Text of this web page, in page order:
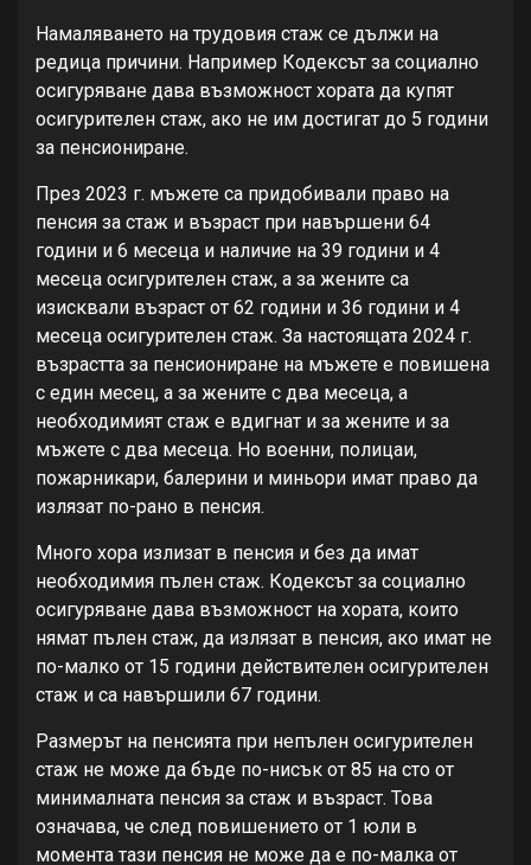
Намаляването на трудовия стаж се дължи на
редица причини. Например Кодексът за социално
осигуряване дава възможност хората да купят
осигурителен стаж, ако не им достигат до 5 години
за пенсиониране.
През 2023 г. мъжете са придобивали право на
пенсия за стаж и възраст при навършени 64
години и 6 месеца и наличие на 39 години и 4
месеца осигурителен стаж, а за жените са
изисквали възраст от 62 години и 36 години и 4
месеца осигурителен стаж. За настоящата 2024 г.
възрастта за пенсиониране на мъжете е повишена
с един месец, а за жените с два месеца, а
необходимият стаж е вдигнат и за жените и за
мъжете с два месеца. Но военни, полицаи,
пожарникари, балерини и миньори имат право да
излязат по-рано в пенсия.
Много хора излизат в пенсия и без да имат
необходимия пълен стаж. Кодексът за социално
осигуряване дава възможност на хората, които
нямат пълен стаж, да излязат в пенсия, ако имат не
по-малко от 15 години действителен осигурителен
стаж и са навършили 67 години.
Размерът на пенсията при непълен осигурителен
стаж не може да бъде по-нисък от 85 на сто от
минималната пенсия за стаж и възраст. Това
означава, че след повишението от 1 юли в
момента тази пенсия не може да е по-малка от